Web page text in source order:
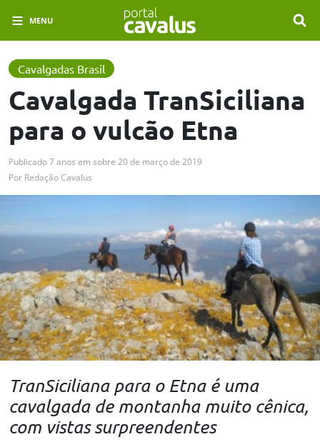
MENU
Cavalgadas Brasil
Cavalgada TranSiciliana
para o vulcão Etna
Publicado7 anos em sobre 20 de março de 2019
Por Redação Cavalus
TranSiciliana para o Etna é uma
cavalgada de montanha muito cênica,
com vistas surpreendentes